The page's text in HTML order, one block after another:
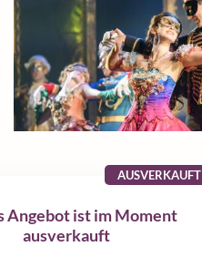
AUSVERKAUFT
Angebot ist im Moment
ausverkauft